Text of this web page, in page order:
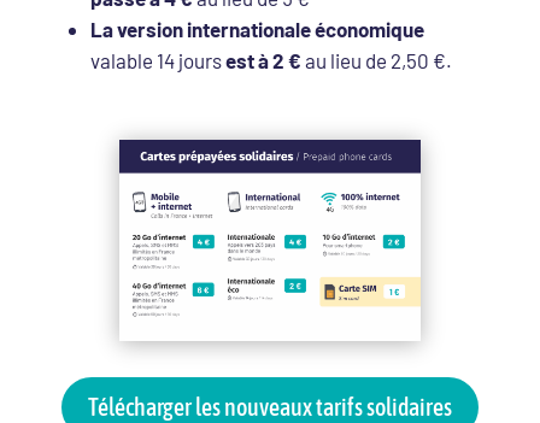
La version internationale économique
valable 14 joursest à 2 € au lieu de 2,50 €.
Télécharger les nouveaux tarifs solidaires